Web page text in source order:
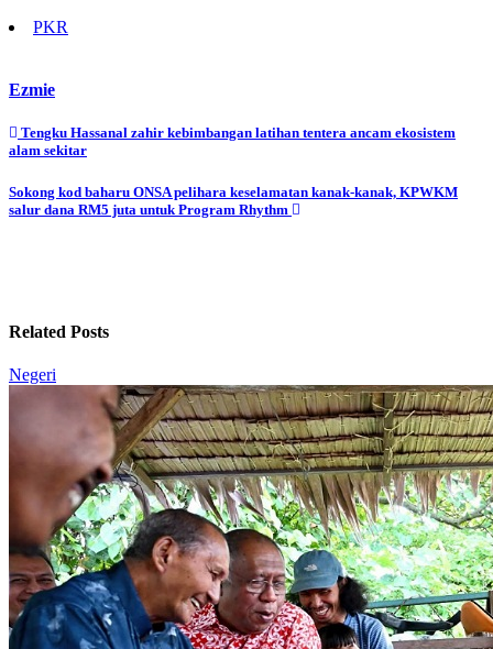
PKR
Ezmie
Post
navigation
Tengku Hassanal zahir kebimbangan latihan tentera ancam ekosistem
alam sekitar
Sokong kod baharu ONSA pelihara keselamatan kanak-kanak, KPWKM
salur dana RM5 juta untuk Program Rhythm
Related Posts
Negeri